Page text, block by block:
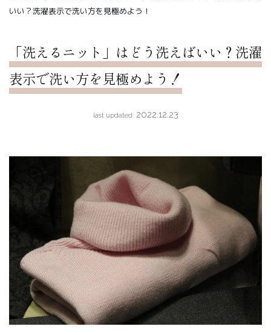
いい？洗濯表示で洗い方を見極めよう！
「洗えるニット」はどう洗えばいい？洗濯
表示で洗い方を見極めよう！
last updated:2022.12.23